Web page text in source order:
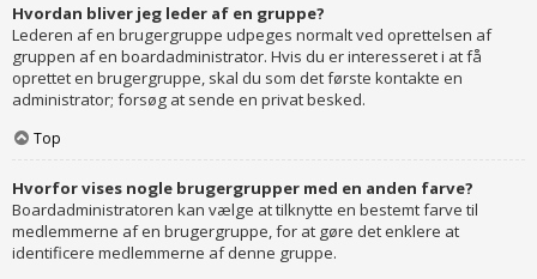
Hvordan bliver jeg leder af en gruppe?
Lederen af en brugergruppe udpeges normalt ved oprettelsen af
gruppen af en boardadministrator. Hvis du er interesseret i at få
oprettet en brugergruppe, skal du som det første kontakte en
administrator; forsøg at sende en privat besked.
Top
Hvorfor vises nogle brugergrupper med en anden farve?
Boardadministratoren kan vælge at tilknytte en bestemt farve til
medlemmerne af en brugergruppe, for at gøre det enklere at
identificere medlemmerne af denne gruppe.